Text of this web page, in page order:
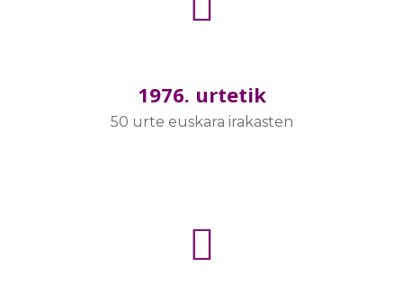
1976. urtetik
50 urte euskara irakasten